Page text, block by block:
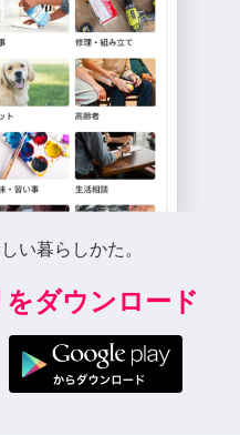
い暮らしかた。
ダウンロード